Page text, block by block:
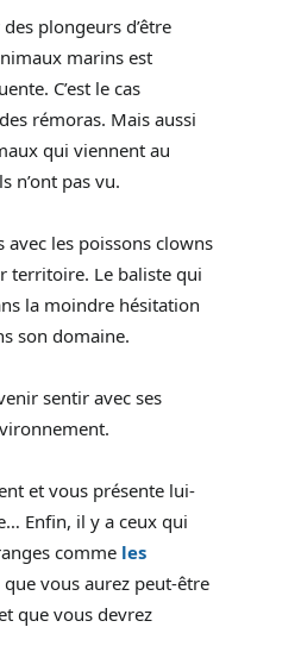
plongeurs d’être
marins est
C’est le cas
rémoras. Mais aussi
qui viennent au
n’ont pas vu.
avec les poissons clowns
territoire. Le baliste qui
la moindre hésitation
son domaine.
sentir avec ses
et vous présente lui-
Enfin, il y a ceux qui
comme les
que vous aurez peut-être
que vous devrez